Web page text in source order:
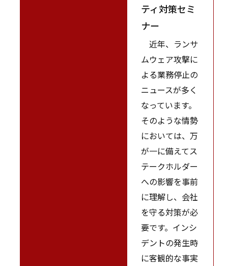
ティ対策セミ
ナー
近年、ランサ
ムウェア攻撃に
よる業務停止の
ニュースが多く
なっています。
そのような情勢
においては、万
が一に備えてス
テークホルダー
への影響を事前
に理解し、会社
を守る対策が必
要です。インシ
デントの発生時
に客観的な事実